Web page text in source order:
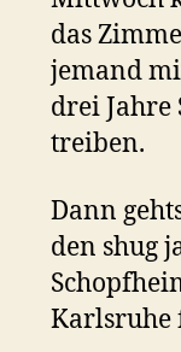
das
jemand
drei Jahre
treiben.
Dann
den shug
Karlsruhe